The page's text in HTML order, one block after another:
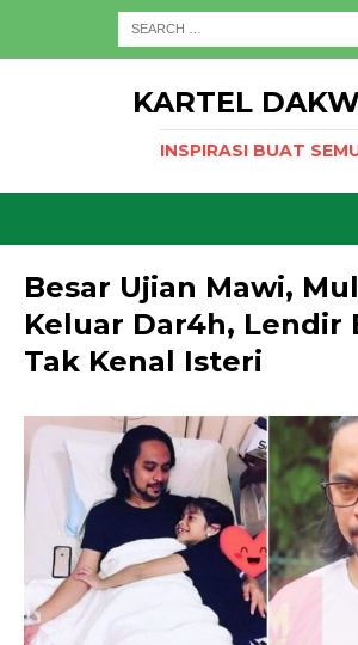
KARTEL
INSPIRASI BUAT
Besar Ujian Mawi,
Keluar Dar4h, Lendir
Tak Kenal Isteri